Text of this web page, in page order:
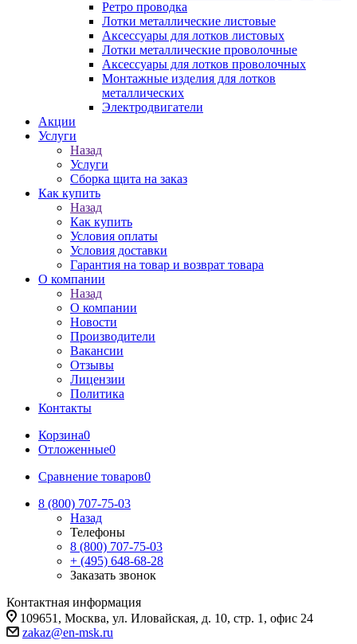
Ретро проводка
Лотки металлические листовые
Аксессуары для лотков листовых
Лотки металлические проволочные
Аксессуары для лотков проволочных
Монтажные изделия для лотков
металлических
Электродвигатели
Акции
Услуги
Назад
Услуги
Сборка щита на заказ
Как купить
Назад
Как купить
Условия оплаты
Условия доставки
Гарантия на товар и возврат товара
О компании
Назад
О компании
Новости
Производители
Вакансии
Отзывы
Лицензии
Политика
Контакты
Корзина0
Отложенные0
Сравнение товаров0
8 (800) 707-75-03
Назад
Телефоны
8 (800) 707-75-03
+ (495) 648-68-28
Заказать звонок
Контактная информация
109651, Москва, ул. Иловайская, д. 10, стр. 1, офис 24
zakaz@en-msk.ru